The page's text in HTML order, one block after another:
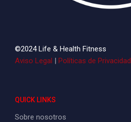
©2024 Life & Health Fitness
Aviso Legal | Políticas de Privacidad
QUICK LINKS
Sobre nosotros